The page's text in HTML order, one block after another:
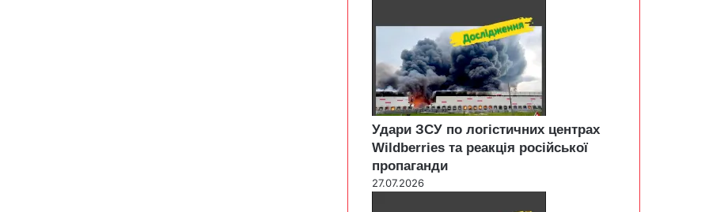
Удари ЗСУ по логістичних центрах
Wildberries та реакція російської
пропаганди
27.07.2026